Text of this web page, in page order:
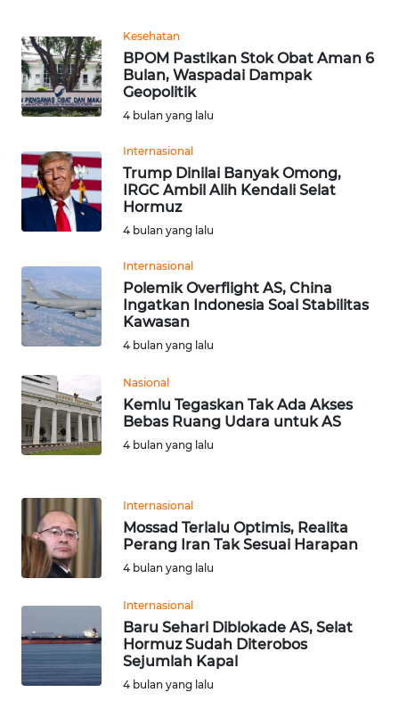
Kesehatan
BPOM Pastikan Stok Obat Aman 6
Bulan, Waspadai Dampak
Geopolitik
4 bulan yang lalu
Internasional
Trump Dinilai Banyak Omong,
IRGC Ambil Alih Kendali Selat
Hormuz
4 bulan yang lalu
Internasional
Polemik Overflight AS, China
Ingatkan Indonesia Soal Stabilitas
Kawasan
4 bulan yang lalu
Nasional
Kemlu Tegaskan Tak Ada Akses
Bebas Ruang Udara untuk AS
4 bulan yang lalu
Internasional
Mossad Terlalu Optimis, Realita
Perang Iran Tak Sesuai Harapan
4 bulan yang lalu
Internasional
Baru Sehari Diblokade AS, Selat
Hormuz Sudah Diterobos
Sejumlah Kapal
4 bulan yang lalu
Wahana
News
Regional
WN
JAKARTA
WN
BANTEN
WN
NTT
WN
WN
PAPUA
PAPUA
WN
RIAU